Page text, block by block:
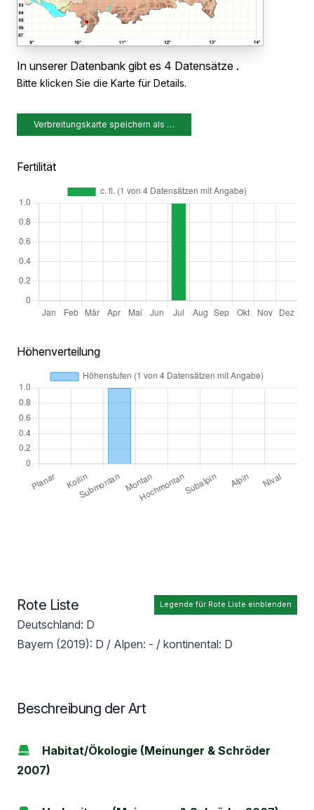
In unserer Datenbank gibt es 4 Datensätze .
Bitte klicken Sie die Karte für Details.
Verbreitungskarte speichern als …
Fertilität
Höhenverteilung
Legende für Rote Liste einblenden
Rote Liste
Deutschland: D
Bayern (2019): D / Alpen: - / kontinental: D
Beschreibung der Art
Habitat/Ökologie (Meinunger & Schröder
2007)